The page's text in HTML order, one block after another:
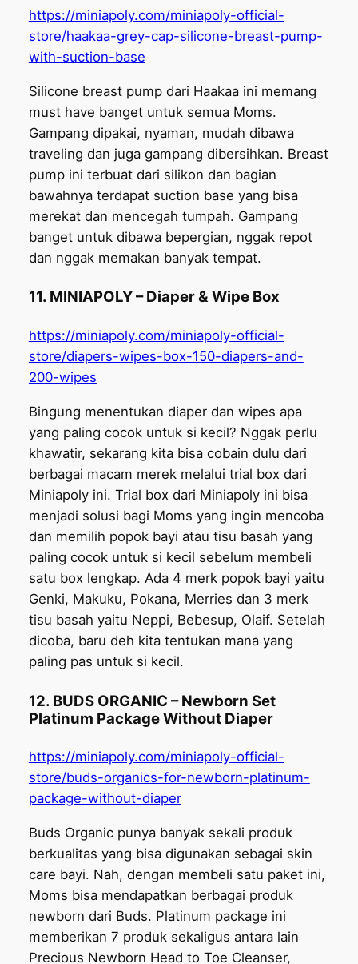
https://miniapoly.com/miniapoly-official-
store/haakaa-grey-cap-silicone-breast-pump-
with-suction-base
Silicone breast pump dari Haakaa ini memang
must have banget untuk semua Moms.
Gampang dipakai, nyaman, mudah dibawa
traveling dan juga gampang dibersihkan. Breast
pump ini terbuat dari silikon dan bagian
bawahnya terdapat suction base yang bisa
merekat dan mencegah tumpah. Gampang
banget untuk dibawa bepergian, nggak repot
dan nggak memakan banyak tempat.
11. MINIAPOLY – Diaper & Wipe Box
https://miniapoly.com/miniapoly-official-
store/diapers-wipes-box-150-diapers-and-
200-wipes
Bingung menentukan diaper dan wipes apa
yang paling cocok untuk si kecil? Nggak perlu
khawatir, sekarang kita bisa cobain dulu dari
berbagai macam merek melalui trial box dari
Miniapoly ini. Trial box dari Miniapoly ini bisa
menjadi solusi bagi Moms yang ingin mencoba
dan memilih popok bayi atau tisu basah yang
paling cocok untuk si kecil sebelum membeli
satu box lengkap. Ada 4 merk popok bayi yaitu
Genki, Makuku, Pokana, Merries dan 3 merk
tisu basah yaitu Neppi, Bebesup, Olaif. Setelah
dicoba, baru deh kita tentukan mana yang
paling pas untuk si kecil.
12. BUDS ORGANIC – Newborn Set
Platinum Package Without Diaper
https://miniapoly.com/miniapoly-official-
store/buds-organics-for-newborn-platinum-
package-without-diaper
Buds Organic punya banyak sekali produk
berkualitas yang bisa digunakan sebagai skin
care bayi. Nah, dengan membeli satu paket ini,
Moms bisa mendapatkan berbagai produk
newborn dari Buds. Platinum package ini
memberikan 7 produk sekaligus antara lain
Precious Newborn Head to Toe Cleanser,